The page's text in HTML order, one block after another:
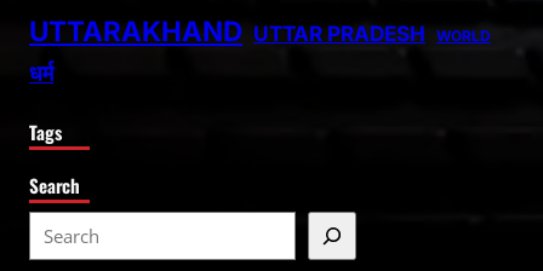
UTTARAKHAND UTTAR PRADESH WORLD
धर्म
Tags
Search
e